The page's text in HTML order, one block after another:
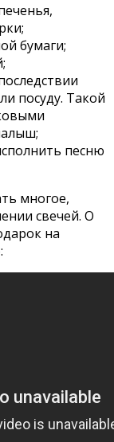
бумаги;
посуду. Такой
песню
многое,
свечей. О
на